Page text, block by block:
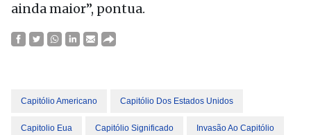
ainda maior”, pontua.
Capitólio Americano Capitólio Dos Estados Unidos
Capitolio Eua Capitólio Significado Invasão Ao Capitólio